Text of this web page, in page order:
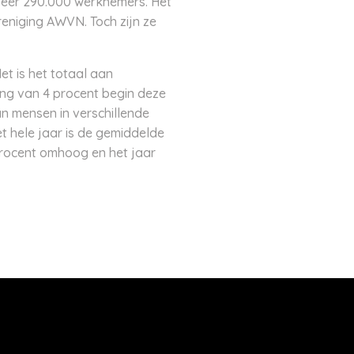
AWVN. Toch zijn ze
is het totaal aan
van 4 procent begin deze
mensen in verschillende
hele jaar is de gemiddelde
omhoog en het jaar